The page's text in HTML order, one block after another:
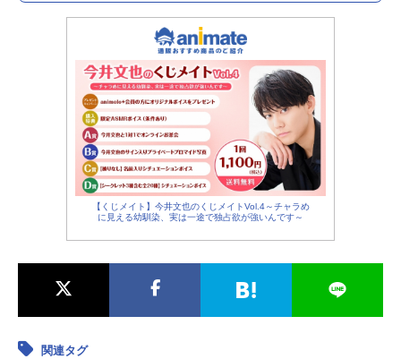
【くじメイト】今井文也のくじメイトVol.4～チャラめ
に見える幼馴染、実は一途で独占欲が強いんです～
関連タグ